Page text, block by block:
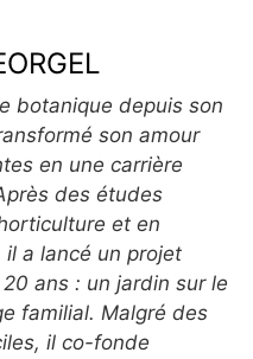
botanique depuis son
son amour
en une carrière
des études
et en
il a lancé un projet
ans : un jardin sur le
familial. Malgré des
il co-fonde